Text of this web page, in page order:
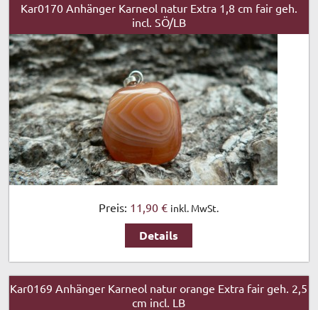
Kar0170 Anhänger Karneol natur Extra 1,8 cm fair geh.
incl. SÖ/LB
Preis: 11,90 € inkl. MwSt.
Details
Kar0169 Anhänger Karneol natur orange Extra fair geh. 2,5
cm incl. LB